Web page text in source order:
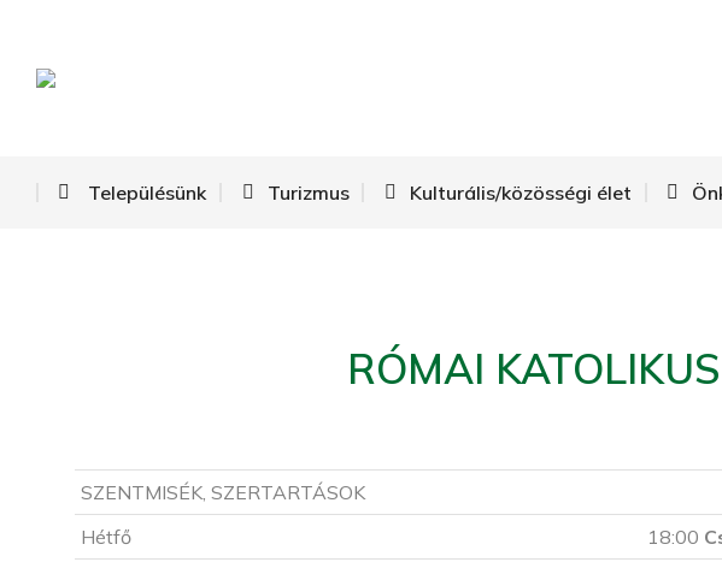
Településünk Turizmus Kulturális/közösségi élet
RÓMAI
SZENTMISÉK, SZERTARTÁSOK
Hétfő
18:00